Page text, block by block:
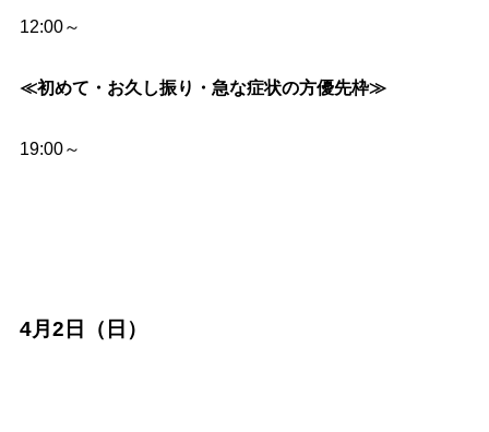
12:00～
≪初めて・お久し振り・急な症状の方優先枠≫
19:00～
4月2日（日）